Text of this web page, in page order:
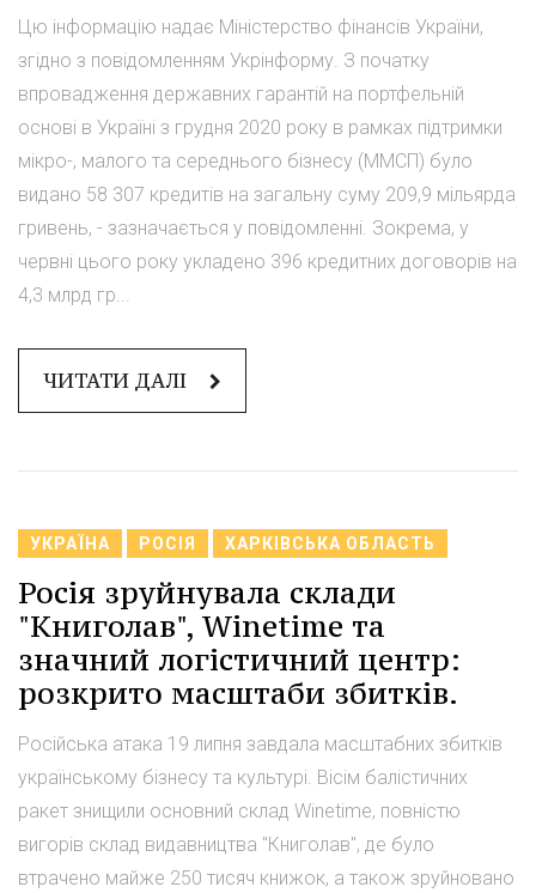
Цю інформацію надає Міністерство фінансів України,
згідно з повідомленням Укрінформу. З початку
впровадження державних гарантій на портфельній
основі в Україні з грудня 2020 року в рамках підтримки
мікро-, малого та середнього бізнесу (ММСП) було
видано 58 307 кредитів на загальну суму 209,9 мільярда
гривень, - зазначається у повідомленні. Зокрема, у
червні цього року укладено 396 кредитних договорів на
4,3 млрд гр...
ЧИТАТИ ДАЛІ
УКРАЇНА РОСІЯ ХАРКІВСЬКА ОБЛАСТЬ
Росія зруйнувала склади
"Книголав", Winetime та
значний логістичний центр:
розкрито масштаби збитків.
Російська атака 19 липня завдала масштабних збитків
українському бізнесу та культурі. Вісім балістичних
ракет знищили основний склад Winetime, повністю
вигорів склад видавництва "Книголав", де було
втрачено майже 250 тисяч книжок, а також зруйновано